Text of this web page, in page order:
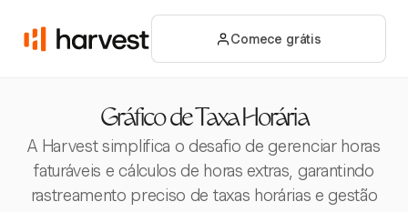
Comece grátis
Gráfico de Taxa Horária
A Harvest simplifica o desafio de gerenciar horas
faturáveis e cálculos de horas extras, garantindo
rastreamento preciso de taxas horárias e gestão